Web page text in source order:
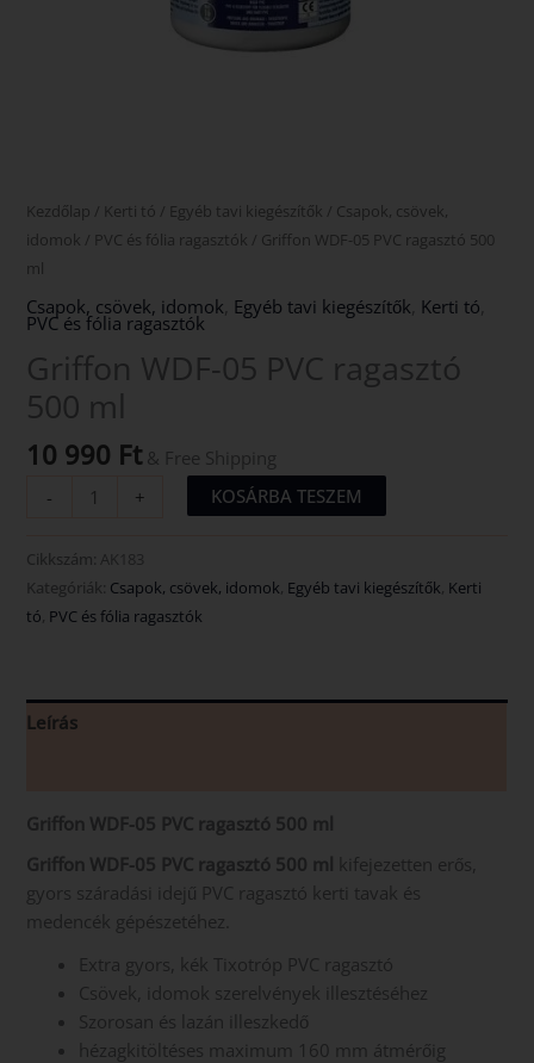
Kezdőlap / Kerti tó / Egyéb tavi kiegészítők / Csapok, csövek,
idomok / PVC és fólia ragasztók / Griffon WDF-05 PVC ragasztó 500
ml
Csapok, csövek, idomok Egyéb tavi kiegészítők Kerti tó
PVC és fólia ragasztók
Griffon WDF-05 PVC ragasztó
500 ml
10 990 Ft & Free Shipping
-
+ KOSÁRBA TESZEM
Cikkszám: AK183
Kategóriák: Csapok, csövek, idomok, Egyéb tavi kiegészítők, Kerti
tó, PVC és fólia ragasztók
Leírás
Griffon WDF-05 PVC ragasztó 500 ml
Griffon WDF-05 PVC ragasztó 500 ml kifejezetten erős,
gyors száradási idejű PVC ragasztó kerti tavak és
medencék gépészetéhez.
Extra gyors, kék Tixotróp PVC ragasztó
Csövek, idomok szerelvények illesztéséhez
Szorosan és lazán illeszkedő
hézagkitöltéses maximum 160 mm átmérőig